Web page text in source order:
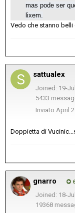
mas pode ser
lixem.
Vedo che stanno belli
sattualex
Joined: 19-
5433
Inviato April
Doppietta di
gnarro
Joined: 18-
19368